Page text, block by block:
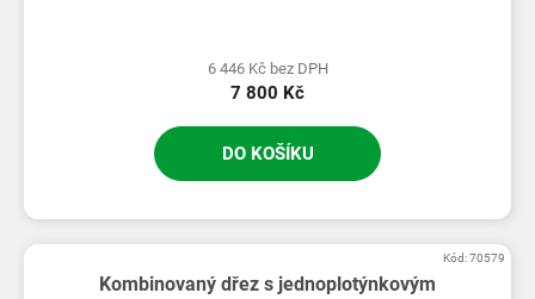
6 446 Kč bez DPH
7 800 Kč
DO KOŠÍKU
Kombinovaný dřez s jednoplotýnkovým
Kód:70579